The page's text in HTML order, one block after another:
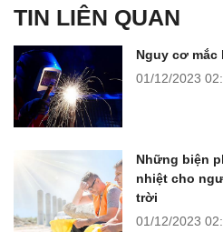
TIN LIÊN QUAN
Nguy cơ mắc
01/12/2023
Những biện
nhiệt cho
trời
01/12/2023